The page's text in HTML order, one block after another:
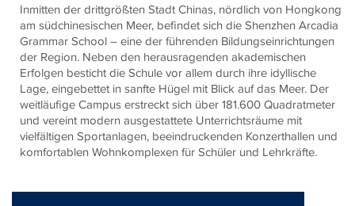
Inmitten der drittgrößten Stadt Chinas, nördlich von Hongkong
am südchinesischen Meer, befindet sich die Shenzhen Arcadia
Grammar School – eine der führenden Bildungseinrichtungen
der Region. Neben den herausragenden akademischen
Erfolgen besticht die Schule vor allem durch ihre idyllische
Lage, eingebettet in sanfte Hügel mit Blick auf das Meer. Der
weitläufige Campus erstreckt sich über 181.600 Quadratmeter
und vereint modern ausgestattete Unterrichtsräume mit
vielfältigen Sportanlagen, beeindruckenden Konzerthallen und
komfortablen Wohnkomplexen für Schüler und Lehrkräfte.